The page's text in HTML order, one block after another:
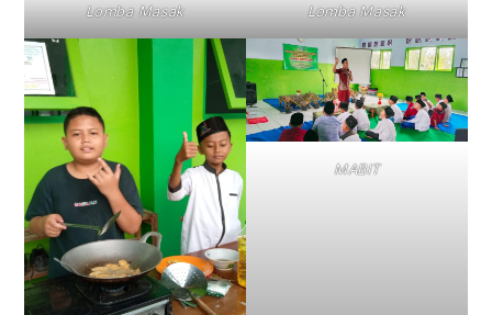
Lomba Masak Lomba Masak
MABIT